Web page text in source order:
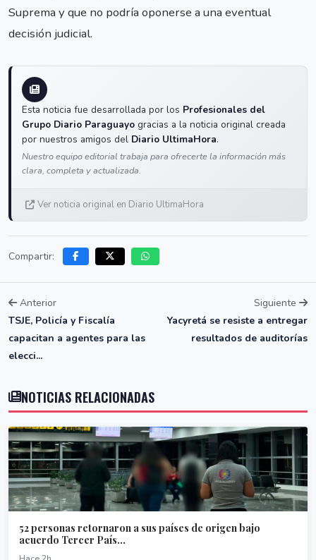
Suprema y que no podría oponerse a una eventual
decisión judicial.
Esta noticia fue desarrollada por los Profesionales del
Grupo Diario Paraguayo gracias a la noticia original creada
por nuestros amigos del Diario UltimaHora.
Nuestro equipo editorial trabaja para ofrecerte la información más
clara, completa y actualizada.
Ver noticia original en Diario UltimaHora
Compartir:
Anterior
TSJE, Policía y Fiscalía
capacitan a agentes para las
elecci...
Siguiente
Yacyretá se resiste a entregar
resultados de auditorías
NOTICIAS RELACIONADAS
52 personas retornaron a sus países de origen bajo
acuerdo Tercer País...